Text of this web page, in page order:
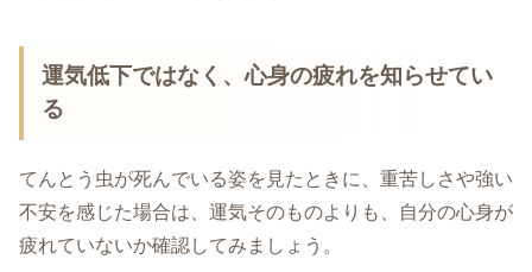
運気低下ではなく、心身の疲れを知らせてい
る
てんとう虫が死んでいる姿を見たときに、重苦しさや強い
不安を感じた場合は、運気そのものよりも、自分の心身が
疲れていないか確認してみましょう。